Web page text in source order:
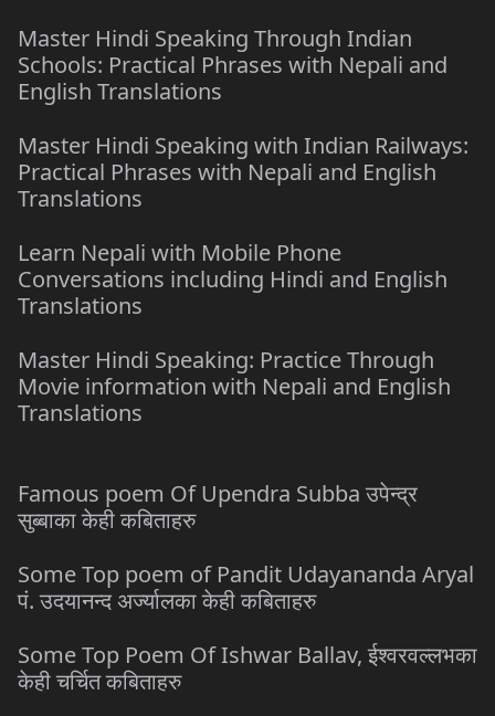
Master Hindi Speaking Through Indian
Schools: Practical Phrases with Nepali and
English Translations
Master Hindi Speaking with Indian Railways:
Practical Phrases with Nepali and English
Translations
Learn Nepali with Mobile Phone
Conversations including Hindi and English
Translations
Master Hindi Speaking: Practice Through
Movie information with Nepali and English
Translations
Famous poem Of Upendra Subba उपेन्द्र
सुब्बाका केही कबिताहरु
Some Top poem of Pandit Udayananda Aryal
पं. उदयानन्द अर्ज्यालका केही कबिताहरु
Some Top Poem Of Ishwar Ballav, ईश्वरवल्लभका
केही चर्चित कबिताहरु